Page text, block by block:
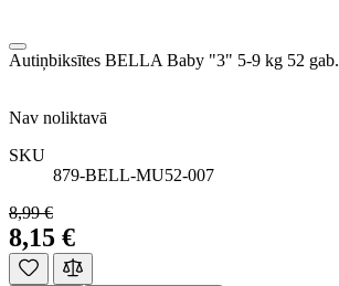
Autiņbiksītes BELLA Baby "3" 5-9 kg 52 gab.
Nav noliktavā
SKU
879-BELL-MU52-007
8,99 €
8,15 €